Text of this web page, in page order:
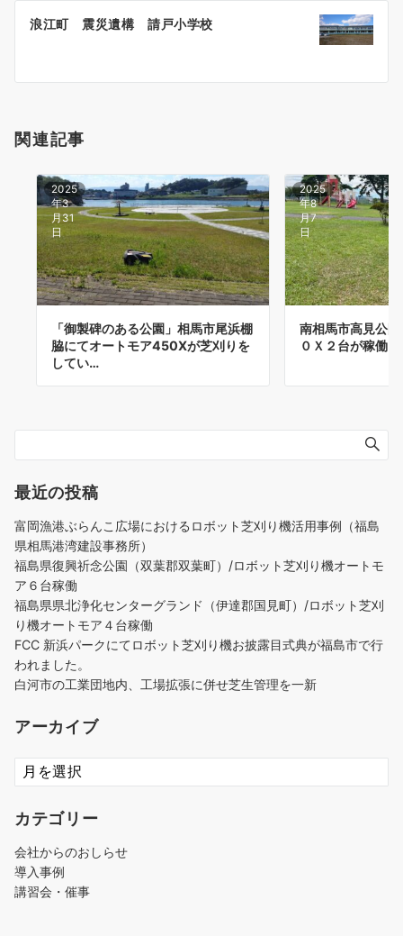
ン
浪江町 震災遺構 請戸小学校
関連記事
2025
年3
月31
日
「御製碑のある公園」相馬市尾浜棚
脇にてオートモア450Xが芝刈りを
してい…
2025
年8
月7
日
南相馬市高見公
０Ｘ２台が稼働
最近の投稿
富岡漁港ぶらんこ広場におけるロボット芝刈り機活用事例（福島
県相馬港湾建設事務所）
福島県復興祈念公園（双葉郡双葉町）/ロボット芝刈り機オートモ
ア６台稼働
福島県県北浄化センターグランド（伊達郡国見町）/ロボット芝刈
り機オートモア４台稼働
FCC 新浜パークにてロボット芝刈り機お披露目式典が福島市で行
われました。
白河市の工業団地内、工場拡張に併せ芝生管理を一新
アーカイブ
ア
ー
イ
カテゴリー
会社からのおしらせ
導入事例
講習会・催事